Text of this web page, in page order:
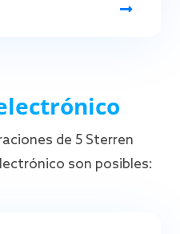
de 5 Sterren
son posibles: